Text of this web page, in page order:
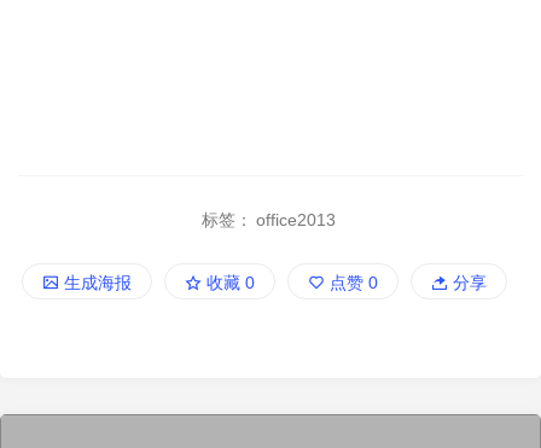
标签： office2013
生成海报 收藏 0 点赞 0 分享